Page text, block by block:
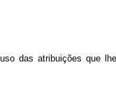
das atribuições que